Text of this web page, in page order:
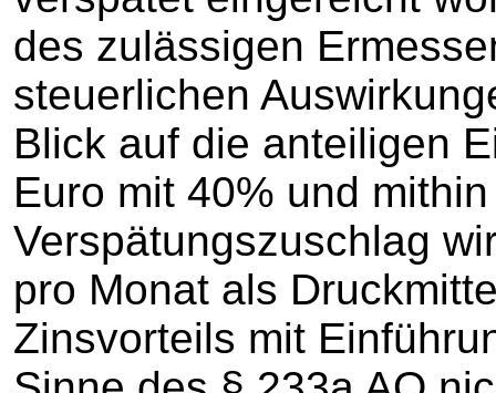
des zulässigen
steuerlichen
Blick auf die anteiligen
Euro mit 40% und
Verspätungszuschlag
pro Monat als
Zinsvorteils mit